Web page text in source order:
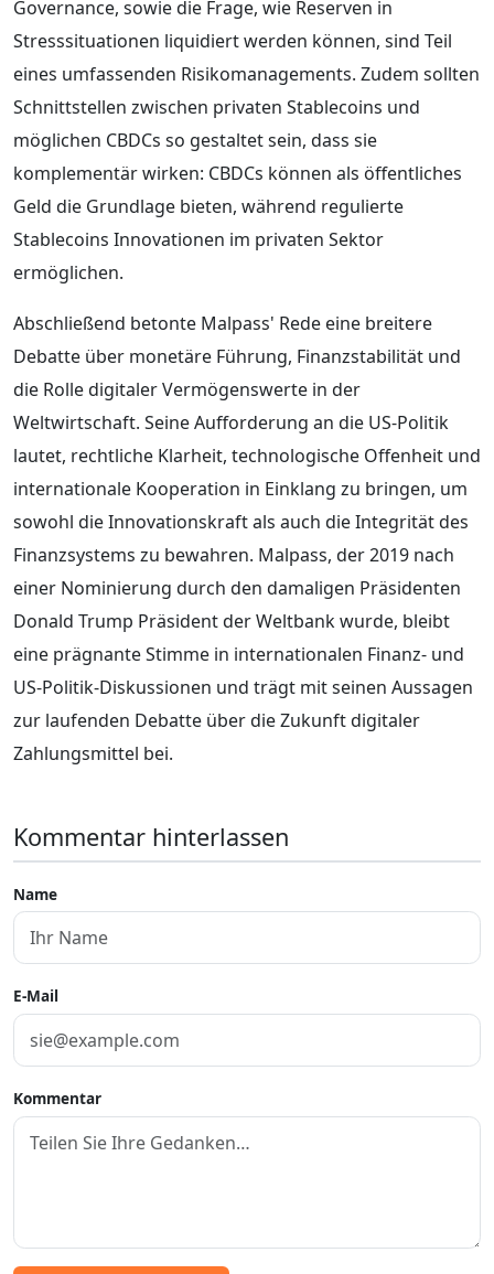
Governance, sowie die Frage, wie Reserven in
Stresssituationen liquidiert werden können, sind Teil
eines umfassenden Risikomanagements. Zudem sollten
Schnittstellen zwischen privaten Stablecoins und
möglichen CBDCs so gestaltet sein, dass sie
komplementär wirken: CBDCs können als öffentliches
Geld die Grundlage bieten, während regulierte
Stablecoins Innovationen im privaten Sektor
ermöglichen.
Abschließend betonte Malpass' Rede eine breitere
Debatte über monetäre Führung, Finanzstabilität und
die Rolle digitaler Vermögenswerte in der
Weltwirtschaft. Seine Aufforderung an die US-Politik
lautet, rechtliche Klarheit, technologische Offenheit und
internationale Kooperation in Einklang zu bringen, um
sowohl die Innovationskraft als auch die Integrität des
Finanzsystems zu bewahren. Malpass, der 2019 nach
einer Nominierung durch den damaligen Präsidenten
Donald Trump Präsident der Weltbank wurde, bleibt
eine prägnante Stimme in internationalen Finanz- und
US-Politik-Diskussionen und trägt mit seinen Aussagen
zur laufenden Debatte über die Zukunft digitaler
Zahlungsmittel bei.
Kommentar hinterlassen
Name
E-Mail
Kommentar